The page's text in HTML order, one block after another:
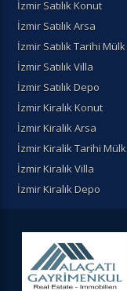
İzmir Satılık Konut
İzmir Satılık Arsa
İzmir Satılık Tarihi Mülk
İzmir Satılık Villa
İzmir Satılık Depo
İzmir Kiralık Konut
İzmir Kiralik Arsa
İzmir Kiralik Tarihi Mülk
İzmir Kiralık Villa
İzmir Kiralık Depo